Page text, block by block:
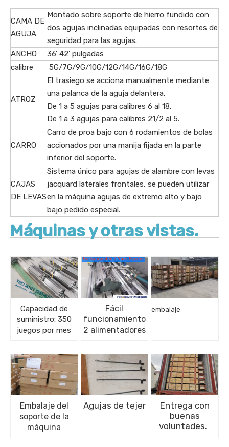
CAMA DE
AGUJA:
Montado sobre soporte de hierro fundido con
dos agujas inclinadas equipadas con resortes de
seguridad para las agujas.
ANCHO
36' 42' pulgadas
calibre
5G/7G/9G/10G/12G/14G/16G/18G
ATROZ
El trasiego se acciona manualmente mediante
una palanca de la aguja delantera.
De 1 a 5 agujas para calibres 6 al 18.
De 1 a 3 agujas para calibres 21/2 al 5.
CARRO
Carro de proa bajo con 6 rodamientos de bolas
accionados por una manija fijada en la parte
inferior del soporte.
CAJAS
DE LEVAS
Sistema único para agujas de alambre con levas
jacquard laterales frontales, se pueden utilizar
en la máquina agujas de extremo alto y bajo
bajo pedido especial.
Máquinas y otras vistas.
Capacidad de
suministro: 350
juegos por mes
Fácil
funcionamiento
2 alimentadores
embalaje
Embalaje del
soporte de la
máquina
Agujas de tejer
Entrega con
buenas
voluntades.